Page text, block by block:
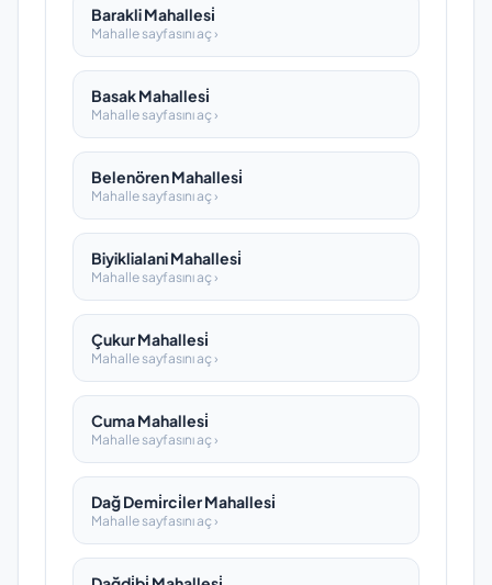
Barakli Mahallesi̇
Mahalle sayfasını aç ›
Basak Mahallesi̇
Mahalle sayfasını aç ›
Belenören Mahallesi̇
Mahalle sayfasını aç ›
Biyiklialani Mahallesi̇
Mahalle sayfasını aç ›
Çukur Mahallesi̇
Mahalle sayfasını aç ›
Cuma Mahallesi̇
Mahalle sayfasını aç ›
Dağ Demi̇rci̇ler Mahallesi̇
Mahalle sayfasını aç ›